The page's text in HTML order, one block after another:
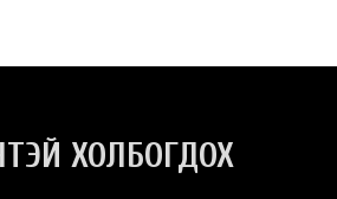
ХОЛБОГДОХ